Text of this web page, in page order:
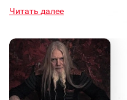
Читать далее